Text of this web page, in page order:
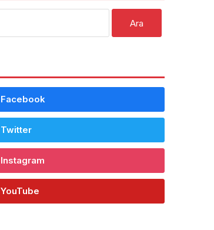
Facebook
Twitter
Instagram
YouTube